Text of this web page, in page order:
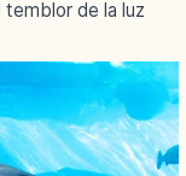
temblor de la luz